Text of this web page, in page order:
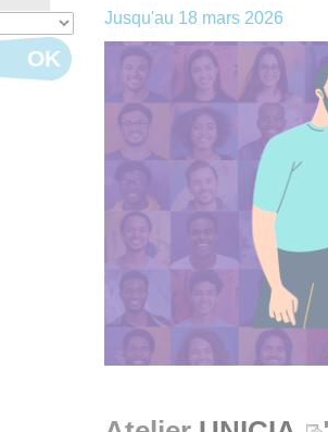
Jusqu'au 18 mars 2026
OK